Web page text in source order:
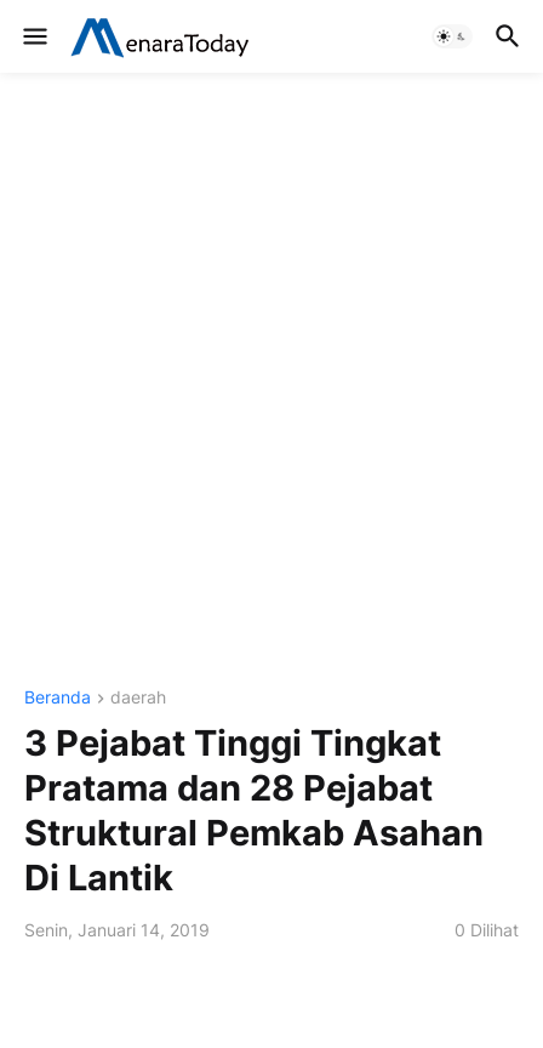
Beranda daerah
3 Pejabat Tinggi Tingkat
Pratama dan 28 Pejabat
Struktural Pemkab Asahan
Di Lantik
Senin, Januari 14, 2019 0 Dilihat